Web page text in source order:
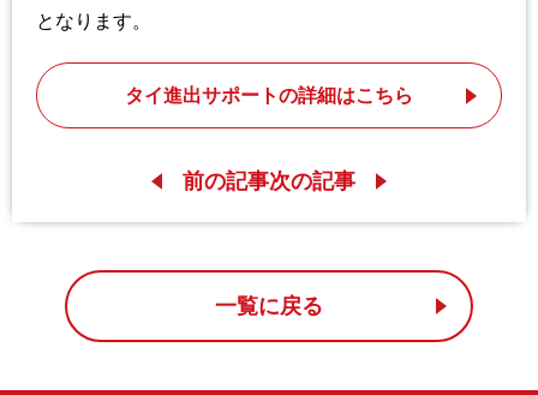
となります。
タイ進出サポートの詳細はこちら
前の記事次の記事
一覧に戻る